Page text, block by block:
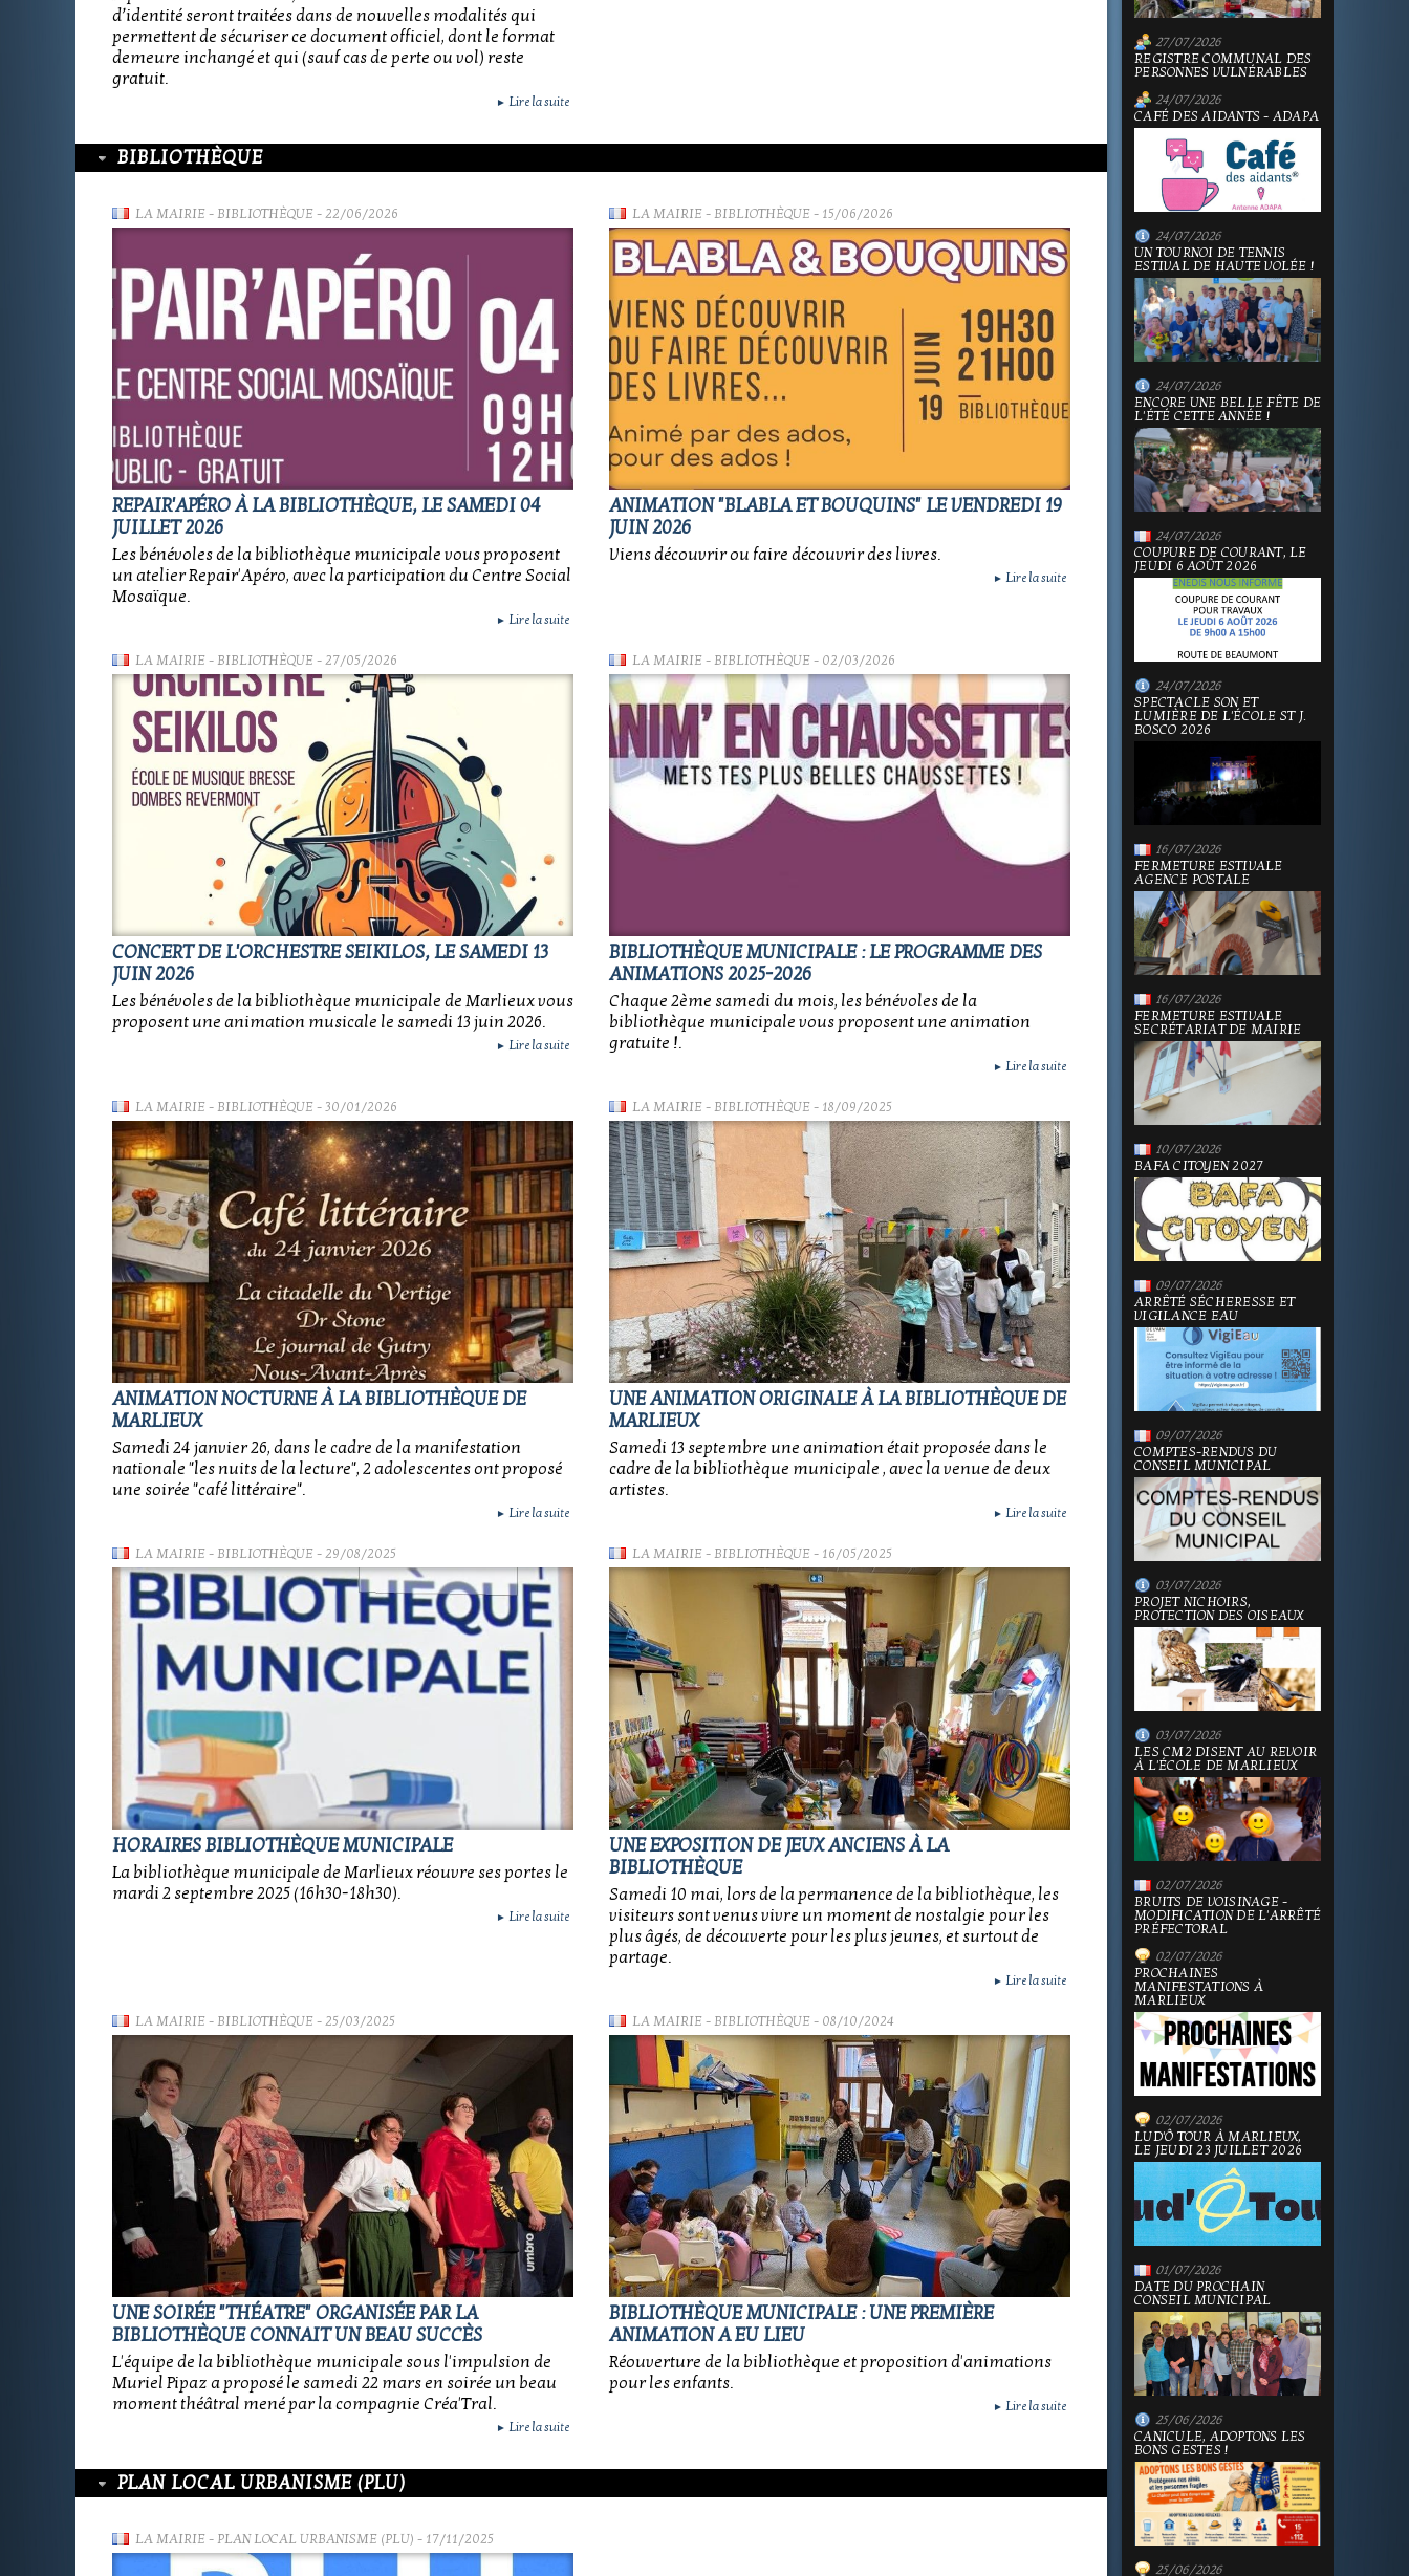
d’identité seront traitées dans de nouvelles modalités qui
permettent de sécuriser ce document officiel, dont le format
demeure inchangé et qui (sauf cas de perte ou vol) reste
gratuit.
► Lire la suite
BIBLIOTHÈQUE
LA MAIRIE-BIBLIOTHÈQUE- 22/06/2026
REPAIR'APÉRO À LA BIBLIOTHÈQUE, LE SAMEDI 04
JUILLET 2026
Les bénévoles de la bibliothèque municipale vous proposent
un atelier Repair'Apéro, avec la participation du Centre Social
Mosaïque.
► Lire la suite
LA MAIRIE-BIBLIOTHÈQUE- 15/06/2026
ANIMATION "BLABLA ET BOUQUINS" LE VENDREDI 19
JUIN 2026
Viens découvrir ou faire découvrir des livres.
► Lire la suite
LA MAIRIE-BIBLIOTHÈQUE- 27/05/2026
CONCERT DE L'ORCHESTRE SEIKILOS, LE SAMEDI 13
JUIN 2026
Les bénévoles de la bibliothèque municipale de Marlieux vous
proposent une animation musicale le samedi 13 juin 2026.
► Lire la suite
LA MAIRIE-BIBLIOTHÈQUE- 02/03/2026
BIBLIOTHÈQUE MUNICIPALE : LE PROGRAMME DES
ANIMATIONS 2025-2026
Chaque 2ème samedi du mois, les bénévoles de la
bibliothèque municipale vous proposent une animation
gratuite !.
► Lire la suite
LA MAIRIE-BIBLIOTHÈQUE- 30/01/2026
ANIMATION NOCTURNE À LA BIBLIOTHÈQUE DE
MARLIEUX
Samedi 24 janvier 26, dans le cadre de la manifestation
nationale "les nuits de la lecture", 2 adolescentes ont proposé
une soirée "café littéraire".
► Lire la suite
LA MAIRIE-BIBLIOTHÈQUE- 18/09/2025
UNE ANIMATION ORIGINALE À LA BIBLIOTHÈQUE DE
MARLIEUX
Samedi 13 septembre une animation était proposée dans le
cadre de la bibliothèque municipale , avec la venue de deux
artistes.
► Lire la suite
LA MAIRIE-BIBLIOTHÈQUE- 29/08/2025
HORAIRES BIBLIOTHÈQUE MUNICIPALE
La bibliothèque municipale de Marlieux réouvre ses portes le
mardi 2 septembre 2025 (16h30-18h30).
► Lire la suite
LA MAIRIE-BIBLIOTHÈQUE- 16/05/2025
UNE EXPOSITION DE JEUX ANCIENS À LA
BIBLIOTHÈQUE
Samedi 10 mai, lors de la permanence de la bibliothèque, les
visiteurs sont venus vivre un moment de nostalgie pour les
plus âgés, de découverte pour les plus jeunes, et surtout de
partage.
► Lire la suite
LA MAIRIE-BIBLIOTHÈQUE- 25/03/2025
UNE SOIRÉE "THÉATRE" ORGANISÉE PAR LA
BIBLIOTHÈQUE CONNAIT UN BEAU SUCCÈS
L'équipe de la bibliothèque municipale sous l'impulsion de
Muriel Pipaz a proposé le samedi 22 mars en soirée un beau
moment théâtral mené par la compagnie Créa'Tral.
► Lire la suite
LA MAIRIE-BIBLIOTHÈQUE- 08/10/2024
BIBLIOTHÈQUE MUNICIPALE : UNE PREMIÈRE
ANIMATION A EU LIEU
Réouverture de la bibliothèque et proposition d'animations
pour les enfants.
► Lire la suite
PLAN LOCAL URBANISME (PLU)
LA MAIRIE- PLAN LOCAL URBANISME (PLU) - 17/11/2025
27/07/2026
REGISTRE COMMUNAL DES
PERSONNES VULNÉRABLES
24/07/2026
CAFÉ DES AIDANTS - ADAPA
24/07/2026
UN TOURNOI DE TENNIS
ESTIVAL DE HAUTE VOLÉE !
24/07/2026
ENCORE UNE BELLE FÊTE DE
L'ÉTÉ CETTE ANNÉE !
24/07/2026
COUPURE DE COURANT, LE
JEUDI 6 AOÛT 2026
24/07/2026
SPECTACLE SON ET
LUMIÈRE DE L'ÉCOLE ST J.
BOSCO 2026
16/07/2026
FERMETURE ESTIVALE
AGENCE POSTALE
16/07/2026
FERMETURE ESTIVALE
SECRÉTARIAT DE MAIRIE
10/07/2026
BAFA CITOYEN 2027
09/07/2026
ARRÊTÉ SÉCHERESSE ET
VIGILANCE EAU
09/07/2026
COMPTES-RENDUS DU
CONSEIL MUNICIPAL
03/07/2026
PROJET NICHOIRS,
PROTECTION DES OISEAUX
03/07/2026
LES CM2 DISENT AU REVOIR
À L'ÉCOLE DE MARLIEUX
02/07/2026
BRUITS DE VOISINAGE -
MODIFICATION DE L'ARRÊTÉ
PRÉFECTORAL
02/07/2026
PROCHAINES
MANIFESTATIONS À
MARLIEUX
02/07/2026
LUD'Ô TOUR À MARLIEUX,
LE JEUDI 23 JUILLET 2026
01/07/2026
DATE DU PROCHAIN
CONSEIL MUNICIPAL
25/06/2026
CANICULE, ADOPTONS LES
BONS GESTES !
25/06/2026